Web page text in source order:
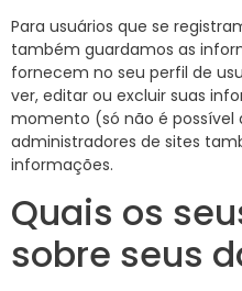
Para usuários que se
também guardamos as
fornecem no seu perfil de
ver, editar ou excluir suas
momento (só não é possível
administradores de sites
informações.
Quais os
sobre seus